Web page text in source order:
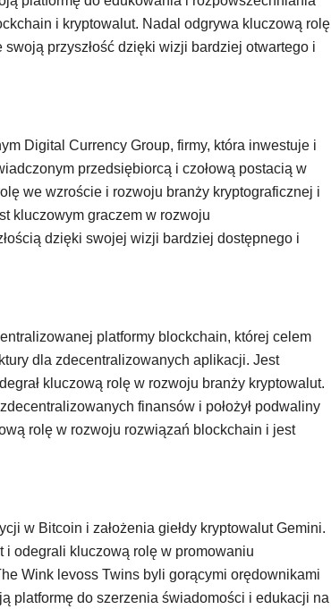
i kryptowalut. Nadal odgrywa kluczową rolę
przyszłość dzięki wizji bardziej otwartego i
Digital Currency Group, firmy, która inwestuje i
przedsiębiorcą i czołową postacią w
we wzroście i rozwoju branży kryptograficznej i
kluczowym graczem w rozwoju
dzięki swojej wizji bardziej dostępnego i
platformy blockchain, której celem
dla zdecentralizowanych aplikacji. Jest
kluczową rolę w rozwoju branży kryptowalut.
finansów i położył podwaliny
rolę w rozwoju rozwiązań blockchain i jest
w Bitcoin i założenia giełdy kryptowalut Gemini.
i odegrali kluczową rolę w promowaniu
Wink levoss Twins byli gorącymi orędownikami
platformę do szerzenia świadomości i edukacji na